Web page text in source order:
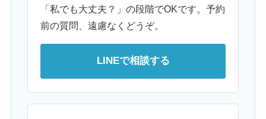
「私でも大丈夫？」の段階でOKです。予約
前の質問、遠慮なくどうぞ。
LINEで相談する